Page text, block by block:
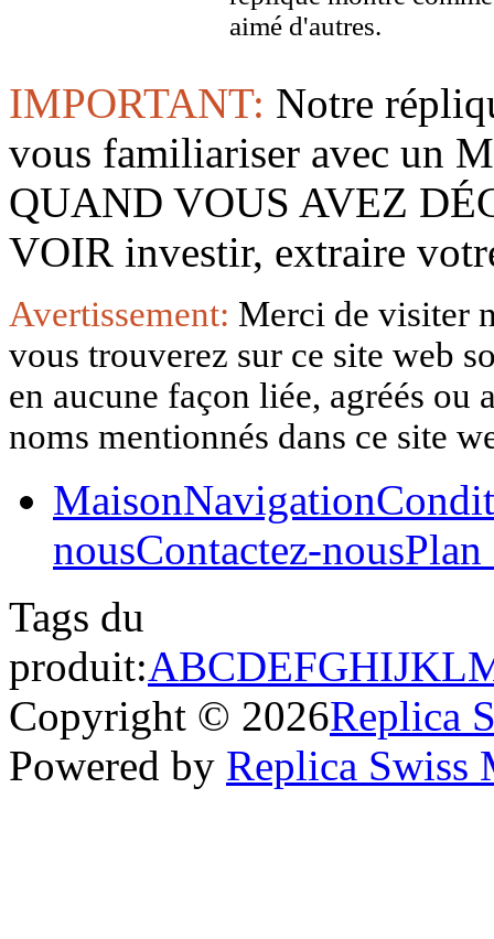
aimé d'autres.
IMPORTANT: Notre
vous familiariser avec un
QUAND VOUS AVEZ
VOIR investir, extraire
Avertissement: Merci de visiter
vous trouverez sur ce site web
en aucune façon liée, agréés
noms mentionnés dans ce site
MaisonNavigation
nousContactez-nousPlan
Tags du
produit:ABCDEFGHIJKL
Copyright © 2026Replica
Powered by Replica Swiss